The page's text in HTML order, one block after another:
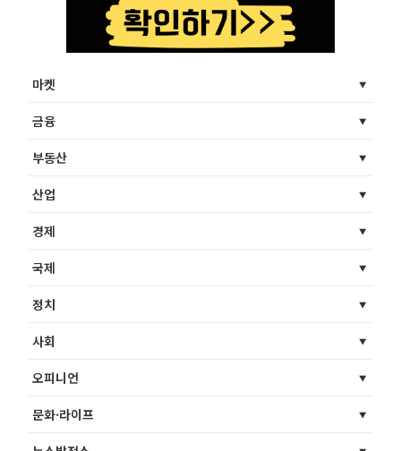
마켓
금융
부동산
산업
경제
국제
정치
사회
오피니언
문화·라이프